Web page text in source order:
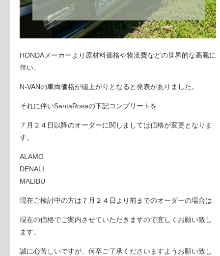
HONDAメーカーより原材料価格や物流費などの世界的な高騰に
伴い、
N-VANの車両価格が値上がりとなると発表がありました。
それに伴いSantaRosaの下記コンプリートを
７月２４日以降のオーダーに関しましては価格が変更となりま
す。
ALAMO
DENALI
MALIBU
現在ご検討中の方は７月２４日より前までのオーダーの場合は
現在の価格でご案内させていただきますので宜しくお願い致し
ます。
誠に心苦しいですが、何卒ご了承くださいますようお願い致し